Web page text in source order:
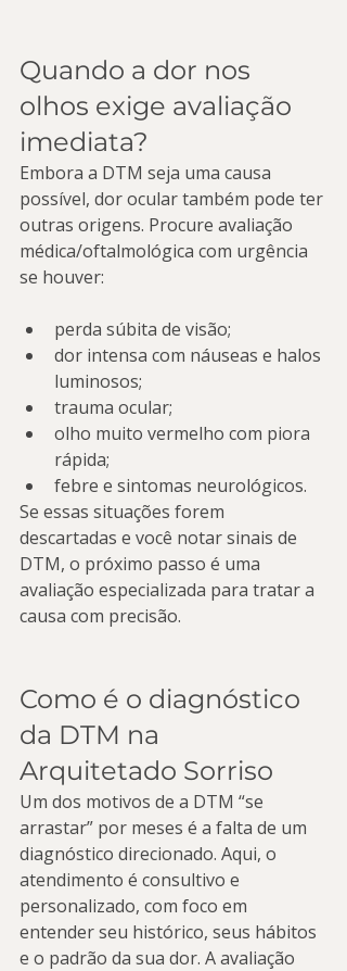
Quando a dor nos
olhos exige avaliação
imediata?
Embora a DTM seja uma causa
possível, dor ocular também pode ter
outras origens. Procure avaliação
médica/oftalmológica com urgência
se houver:
perda súbita de visão;
dor intensa com náuseas e halos
luminosos;
trauma ocular;
olho muito vermelho com piora
rápida;
febre e sintomas neurológicos.
Se essas situações forem
descartadas e você notar sinais de
DTM, o próximo passo é uma
avaliação especializada para tratar a
causa com precisão.
Como é o diagnóstico
da DTM na
Arquitetado Sorriso
Um dos motivos de a DTM “se
arrastar” por meses é a falta de um
diagnóstico direcionado. Aqui, o
atendimento é consultivo e
personalizado, com foco em
entender seu histórico, seus hábitos
e o padrão da sua dor. A avaliação